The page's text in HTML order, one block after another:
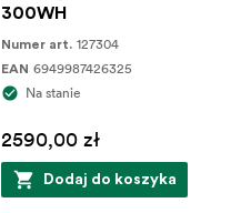
300WH
Numer art. 127304
EAN 6949987426325
Na stanie
2590,00 zł
Dodaj do koszyka